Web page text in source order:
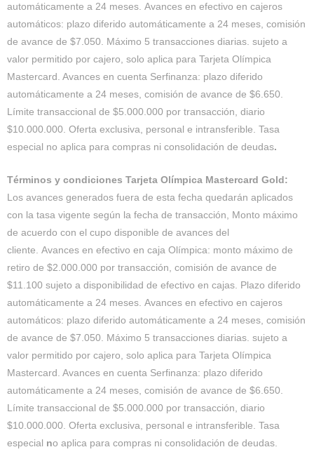
automáticamente a 24 meses. Avances en efectivo en cajeros
automáticos: plazo diferido automáticamente a 24 meses, comisión
de avance de $7.050. Máximo 5 transacciones diarias. sujeto a
valor permitido por cajero, solo aplica para Tarjeta Olímpica
Mastercard. Avances en cuenta Serfinanza: plazo diferido
automáticamente a 24 meses, comisión de avance de $6.650.
Límite transaccional de $5.000.000 por transacción, diario
$10.000.000. Oferta exclusiva, personal e intransferible. Tasa
especial no aplica para compras ni consolidación de deudas.
Términos y condiciones Tarjeta Olímpica Mastercard Gold:
Los avances generados fuera de esta fecha quedarán aplicados
con la tasa vigente según la fecha de transacción, Monto máximo
de acuerdo con el cupo disponible de avances del
cliente. Avances en efectivo en caja Olímpica: monto máximo de
retiro de $2.000.000 por transacción, comisión de avance de
$11.100 sujeto a disponibilidad de efectivo en cajas. Plazo diferido
automáticamente a 24 meses. Avances en efectivo en cajeros
automáticos: plazo diferido automáticamente a 24 meses, comisión
de avance de $7.050. Máximo 5 transacciones diarias. sujeto a
valor permitido por cajero, solo aplica para Tarjeta Olímpica
Mastercard. Avances en cuenta Serfinanza: plazo diferido
automáticamente a 24 meses, comisión de avance de $6.650.
Límite transaccional de $5.000.000 por transacción, diario
$10.000.000. Oferta exclusiva, personal e intransferible. Tasa
especial no aplica para compras ni consolidación de deudas.